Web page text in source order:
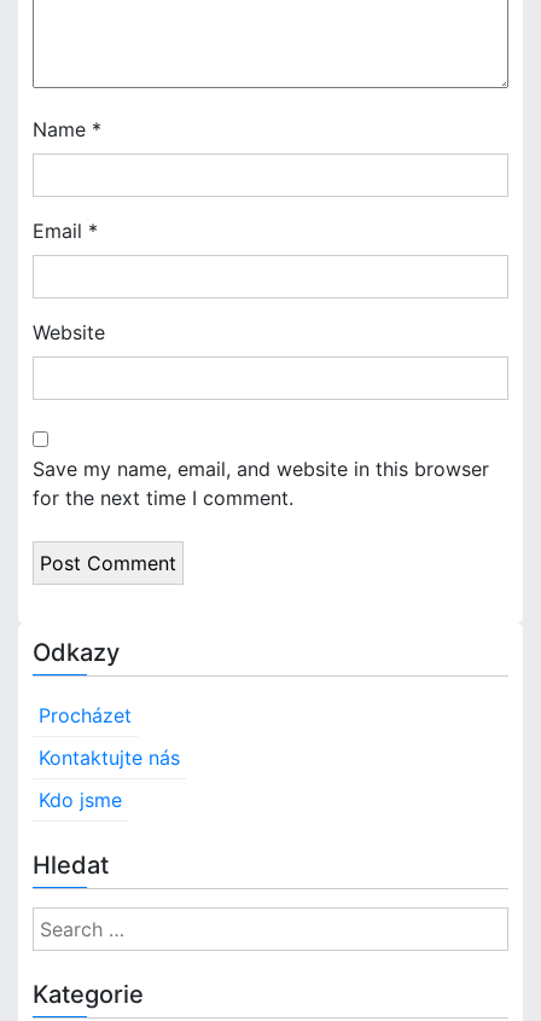
o
n
Name *
Email *
Website
Save my name, email, and website in this browser
for the next time I comment.
Odkazy
Procházet
Kontaktujte nás
Kdo jsme
Hledat
S
e
rKategorie